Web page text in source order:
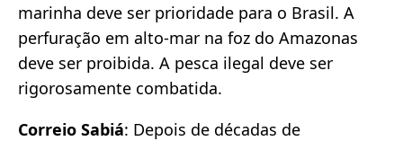
marinha deve ser prioridade para o Brasil. A
perfuração em alto-mar na foz do Amazonas
deve ser proibida. A pesca ilegal deve ser
rigorosamente combatida.
Correio Sabiá: Depois de décadas de